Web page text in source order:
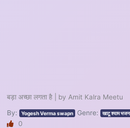
बड़ा अच्छा लगता है | by Amit Kalra Meetu
By: Yogesh Verma swapn Genre: खाटू श्याम
0